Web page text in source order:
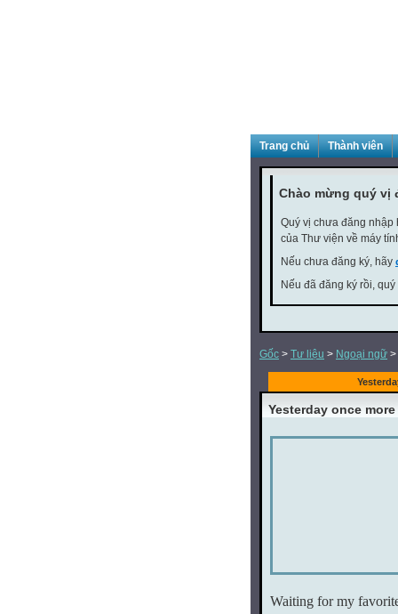
Trang chủ Thành viên
Chào mừng quý vị
Quý vị chưa đăng nhập
của Thư viện về máy
Nếu chưa đăng ký, hãy
Nếu đã đăng ký rồi,
Gốc > Tư liệu > Ngoại ngữ >
Yesterday once more
Waiting for my